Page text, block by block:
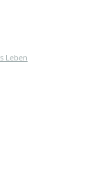
Leben